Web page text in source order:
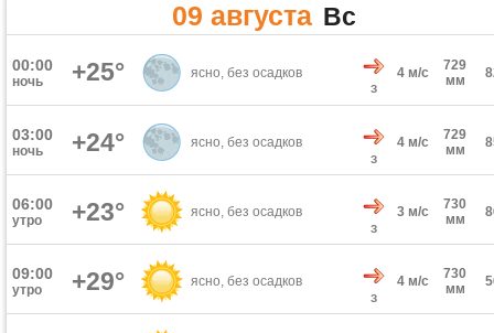
09 августа Вс
00:00
ночь +25° ясно, без осадков
З
4 м/с
729
мм
03:00
ночь +24° ясно, без осадков
З
4 м/с
729
мм
06:00
утро +23° ясно, без осадков
З
3 м/с
730
мм
09:00
утро +29° ясно, без осадков
З
4 м/с
730
мм